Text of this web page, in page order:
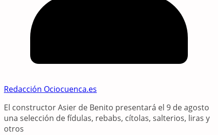
Redacción Ociocuenca.es
El constructor Asier de Benito presentará el 9 de agosto
una selección de fídulas, rebabs, cítolas, salterios, liras y
otros